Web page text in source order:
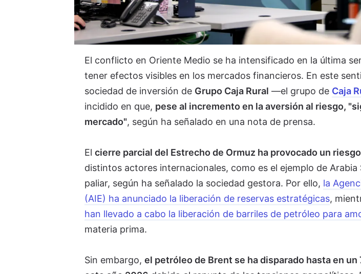
El conflicto en Oriente Medio se ha intensificado en la última
tener efectos visibles en los mercados financieros. En este
sociedad de inversión de Grupo Caja Rural —el grupo de Caja
incidido en que, pese al incremento en la aversión al riesgo,
mercado", según ha señalado en una nota de prensa.
El cierre parcial del Estrecho de Ormuz ha provocado un
distintos actores internacionales, como es el ejemplo de
paliar, según ha señalado la sociedad gestora. Por ello, la
(AIE) ha anunciado la liberación de reservas estratégicas,
han llevado a cabo la liberación de barriles de petróleo para
materia prima.
Sin embargo, el petróleo de Brent se ha disparado hasta en un